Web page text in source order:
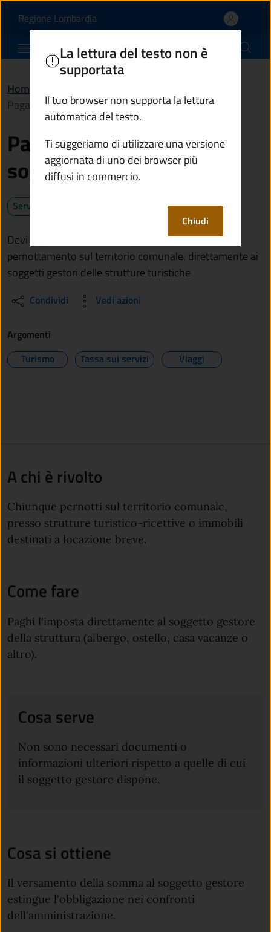
Pagare l'imposta di
Regione Lombardia(apre in un'altra scheda).
Comune di Sellero
Home
Pagare l'imposta di soggiorno
Pagare l'imposta di
soggiorno
Servizio attivo
Devi pagare l'imposta di soggiorno, dovuta per il
pernottamento sul territorio comunale, direttamente ai
soggetti gestori delle strutture turistiche
Condividi Vedi azioni
La lettura del testo non è
supportata
Il tuo browser non supporta la lettura
automatica del testo.
Ti suggeriamo di utilizzare una versione
aggiornata di uno dei browser più
diffusi in commercio.
Chiudi
Argomenti
Turismo
Tassa sui servizi Viaggi
A chi è rivolto
Chiunque pernotti sul territorio comunale,
presso strutture turistico-ricettive o immobili
destinati a locazione breve.
Come fare
Paghi l'imposta direttamente al soggetto gestore
della struttura (albergo, ostello, casa vacanze o
altro).
Cosa serve
Non sono necessari documenti o
informazioni ulteriori rispetto a quelle di cui
il soggetto gestore dispone.
Cosa si ottiene
Il versamento della somma al soggetto gestore
estingue l'obbligazione nei confronti
dell'amministrazione.